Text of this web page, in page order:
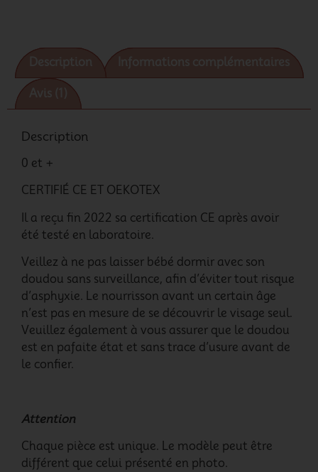
Description
0 et +
CERTIFIÉ CE ET OEKOTEX
Il a reçu fin 2022 sa certification CE après avoir
été testé en laboratoire.
Veillez à ne pas laisser bébé dormir avec son
doudou sans surveillance, afin d’éviter tout risque
d’asphyxie. Le nourrisson avant un certain âge
n’est pas en mesure de se découvrir le visage seul.
Veuillez également à vous assurer que le doudou
est en pafaite état et sans trace d’usure avant de
le confier.
Attention
Chaque pièce est unique. Le modèle peut être
différent que celui présenté en photo.